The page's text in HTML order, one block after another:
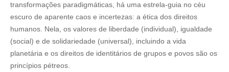
transformações paradigmáticas, há uma estrela-guia no céu
escuro de aparente caos e incertezas: a ética dos direitos
humanos. Nela, os valores de liberdade (individual), igualdade
(social) e de solidariedade (universal), incluindo a vida
planetária e os direitos de identitários de grupos e povos são os
princípios pétreos.